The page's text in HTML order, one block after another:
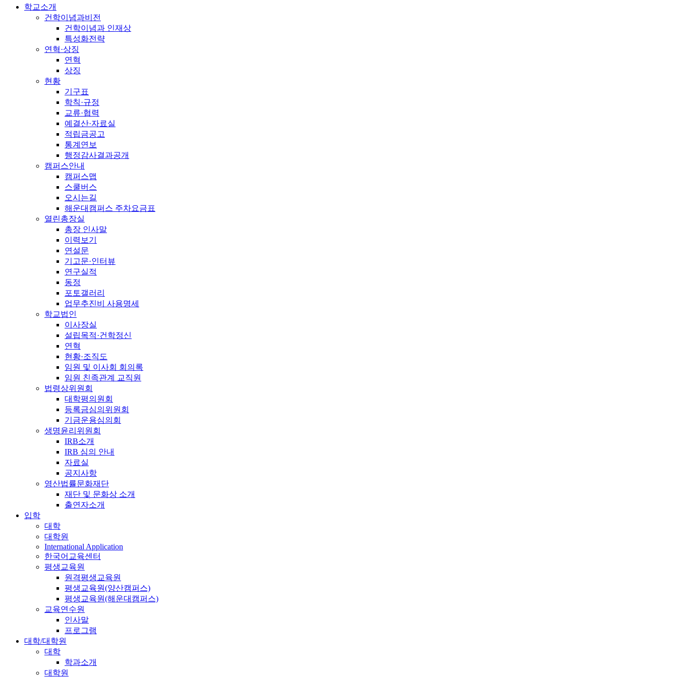
학교소개
건학이념과비전
건학이념과 인재상
특성화전략
연혁·상징
연혁
상징
현황
기구표
학칙·규정
교류·협력
예결산·자료실
적립금공고
통계연보
행정감사결과공개
캠퍼스안내
캠퍼스맵
스쿨버스
오시는길
해운대캠퍼스 주차요금표
열린총장실
총장 인사말
이력보기
연설문
기고문·인터뷰
연구실적
동정
포토갤러리
업무추진비 사용명세
학교법인
이사장실
설립목적·건학정신
연혁
현황·조직도
임원 및 이사회 회의록
임원 친족관계 교직원
법령상위원회
대학평의원회
등록금심의위원회
기금운용심의회
생명윤리위원회
IRB소개
IRB 심의 안내
자료실
공지사항
영산법률문화재단
재단 및 문화상 소개
출연자소개
입학
대학
대학원
International Application
한국어교육센터
평생교육원
원격평생교육원
평생교육원(양산캠퍼스)
평생교육원(해운대캠퍼스)
교육연수원
인사말
프로그램
대학/대학원
대학
학과소개
대학원